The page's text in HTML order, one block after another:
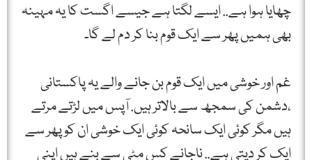
چھایا ہوا ہے.. ایسے لگتا ہے جیسے اگست کا یہ مہینہ
بھی ہمیں پھر سے ایک قوم بنا کر دم لے گا۔
غم اور خوشی میں ایک قوم بن جانے والے یہ پاکستانی
،دشمن کی سمجھ سے بالاتر ہیں. آپس میں لڑتے مرتے
ہیں مگر کوئی ایک سانحہ کوئی ایک خوشی ان کو پھر سے
ایک کر دیتی ہے.. ناجانے کس مٹی سے بنے ہیں اپنی